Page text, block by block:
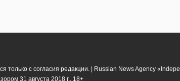
с согласия редакции. | Russian News Agency
31 августа 2018 г.. 18+